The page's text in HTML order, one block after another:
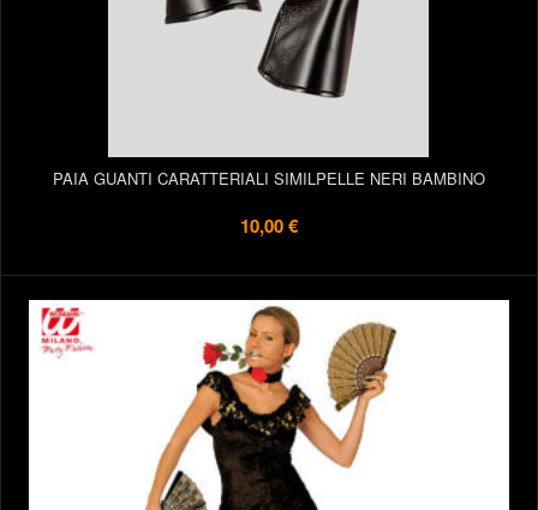
PAIA GUANTI CARATTERIALI SIMILPELLE NERI BAMBINO
10,00 €